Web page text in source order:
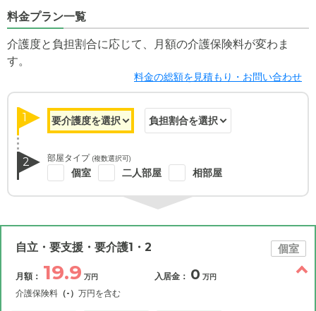
料金プラン一覧
介護度と負担割合に応じて、月額の介護保険料が変わま
す。
料金の総額を見積もり・お問い合わせ
1
2 部屋タイプ (複数選択可)
個室 二人部屋 相部屋
自立・要支援・要介護1・2 個室
月額： 19.9 万円
介護保険料 （-） 万円を含む
入居金： 0 万円